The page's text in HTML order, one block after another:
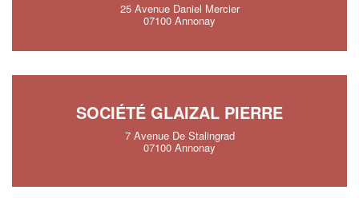
25 Avenue Daniel Mercier
07100 Annonay
SOCIÉTÉ GLAIZAL PIERRE
7 Avenue De Stalingrad
07100 Annonay